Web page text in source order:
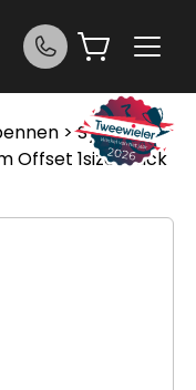
> Syncros
Offset 1size Black